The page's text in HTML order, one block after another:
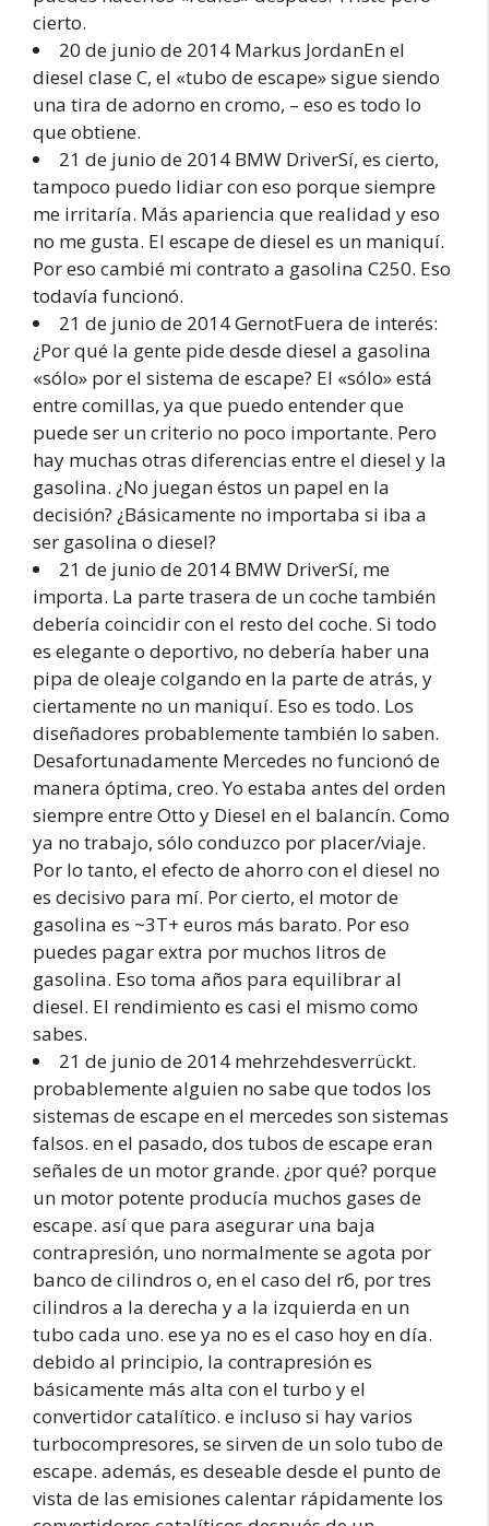
cierto.
20 de junio de 2014 Markus JordanEn el
diesel clase C, el «tubo de escape» sigue siendo
una tira de adorno en cromo, – eso es todo lo
que obtiene.
21 de junio de 2014 BMW DriverSí, es cierto,
tampoco puedo lidiar con eso porque siempre
me irritaría. Más apariencia que realidad y eso
no me gusta. El escape de diesel es un maniquí.
Por eso cambié mi contrato a gasolina C250. Eso
todavía funcionó.
21 de junio de 2014 GernotFuera de interés:
¿Por qué la gente pide desde diesel a gasolina
«sólo» por el sistema de escape? El «sólo» está
entre comillas, ya que puedo entender que
puede ser un criterio no poco importante. Pero
hay muchas otras diferencias entre el diesel y la
gasolina. ¿No juegan éstos un papel en la
decisión? ¿Básicamente no importaba si iba a
ser gasolina o diesel?
21 de junio de 2014 BMW DriverSí, me
importa. La parte trasera de un coche también
debería coincidir con el resto del coche. Si todo
es elegante o deportivo, no debería haber una
pipa de oleaje colgando en la parte de atrás, y
ciertamente no un maniquí. Eso es todo. Los
diseñadores probablemente también lo saben.
Desafortunadamente Mercedes no funcionó de
manera óptima, creo. Yo estaba antes del orden
siempre entre Otto y Diesel en el balancín. Como
ya no trabajo, sólo conduzco por placer/viaje.
Por lo tanto, el efecto de ahorro con el diesel no
es decisivo para mí. Por cierto, el motor de
gasolina es ~3T+ euros más barato. Por eso
puedes pagar extra por muchos litros de
gasolina. Eso toma años para equilibrar al
diesel. El rendimiento es casi el mismo como
sabes.
21 de junio de 2014 mehrzehdesverrückt.
probablemente alguien no sabe que todos los
sistemas de escape en el mercedes son sistemas
falsos. en el pasado, dos tubos de escape eran
señales de un motor grande. ¿por qué? porque
un motor potente producía muchos gases de
escape. así que para asegurar una baja
contrapresión, uno normalmente se agota por
banco de cilindros o, en el caso del r6, por tres
cilindros a la derecha y a la izquierda en un
tubo cada uno. ese ya no es el caso hoy en día.
debido al principio, la contrapresión es
básicamente más alta con el turbo y el
convertidor catalítico. e incluso si hay varios
turbocompresores, se sirven de un solo tubo de
escape. además, es deseable desde el punto de
vista de las emisiones calentar rápidamente los